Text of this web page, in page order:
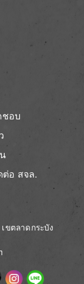
อบ
อ สจล.
ขตลาดกระบัง
ImageImage